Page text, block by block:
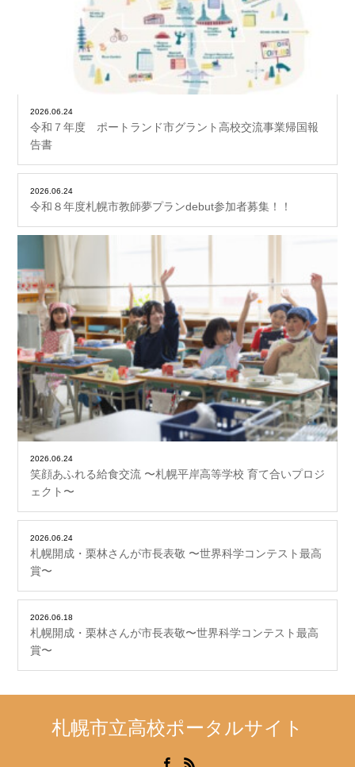
2026.06.24
令和７年度 ポートランド市グラント高校交流事業帰国報
告書
2026.06.24
令和８年度札幌市教師夢プランdebut参加者募集！！
2026.06.24
笑顔あふれる給食交流 〜札幌平岸高等学校 育て合いプロジ
ェクト〜
2026.06.24
札幌開成・栗林さんが市長表敬 〜世界科学コンテスト最高
賞〜
2026.06.18
札幌開成・栗林さんが市長表敬〜世界科学コンテスト最高
賞〜
札幌市立高校ポータルサイト